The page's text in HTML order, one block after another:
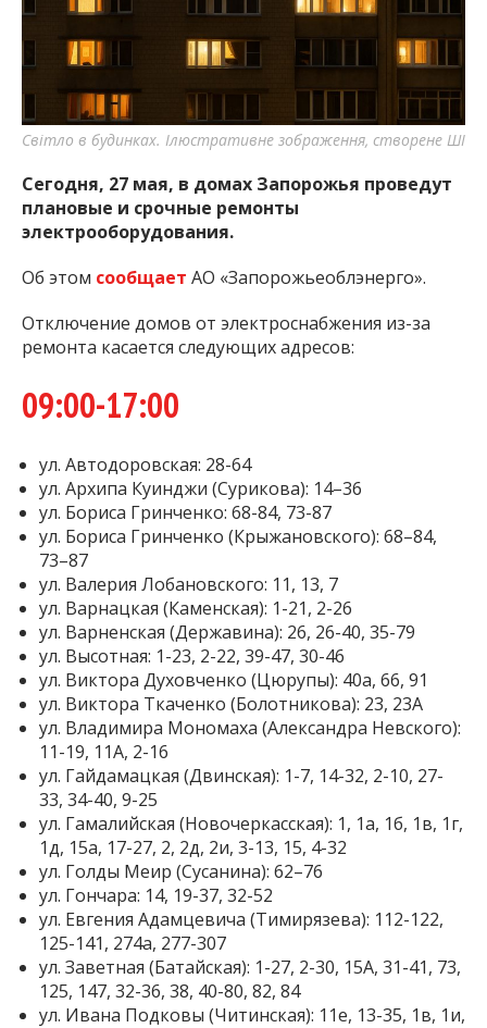
важную информацию о событиях
Світло в будинках. Ілюстративне зображення, створене ШІ
Сегодня, 27 мая, в домах Запорожья проведут
плановые и срочные ремонты
электрооборудования.
Об этом сообщает АО «Запорожьеоблэнерго».
Отключение домов от электроснабжения из-за
ремонта касается следующих адресов:
09:00-17:00
ул. Автодоровская: 28-64
ул. Архипа Куинджи (Сурикова): 14–36
ул. Бориса Гринченко: 68-84, 73-87
ул. Бориса Гринченко (Крыжановского): 68–84,
73–87
ул. Валерия Лобановского: 11, 13, 7
ул. Варнацкая (Каменская): 1-21, 2-26
ул. Варненская (Державина): 26, 26-40, 35-79
ул. Высотная: 1-23, 2-22, 39-47, 30-46
ул. Виктора Духовченко (Цюрупы): 40а, 66, 91
ул. Виктора Ткаченко (Болотникова): 23, 23А
ул. Владимира Мономаха (Александра Невского):
11-19, 11А, 2-16
ул. Гайдамацкая (Двинская): 1-7, 14-32, 2-10, 27-
33, 34-40, 9-25
ул. Гамалийская (Новочеркасская): 1, 1а, 1б, 1в, 1г,
1д, 15а, 17-27, 2, 2д, 2и, 3-13, 15, 4-32
ул. Голды Меир (Сусанина): 62–76
ул. Гончара: 14, 19-37, 32-52
ул. Евгения Адамцевича (Тимирязева): 112-122,
125-141, 274а, 277-307
ул. Заветная (Батайская): 1-27, 2-30, 15А, 31-41, 73,
125, 147, 32-36, 38, 40-80, 82, 84
ул. Ивана Подковы (Читинская): 11е, 13-35, 1в, 1и,